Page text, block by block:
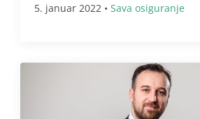
5. januar 2022 • Sava osiguranje